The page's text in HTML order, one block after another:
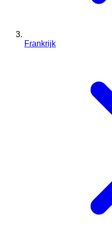
Frankrijk